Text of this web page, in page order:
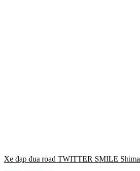
Xe đạp đua road TWITTER SMILE